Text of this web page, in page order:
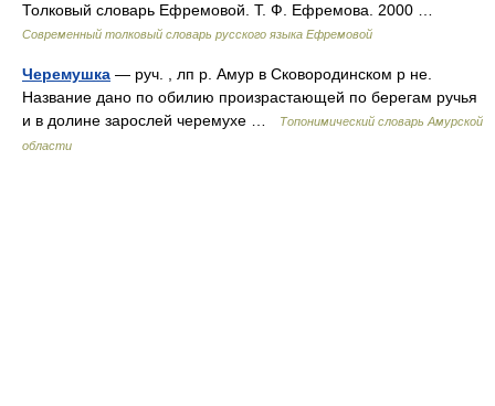
Толковый словарь Ефремовой. Т. Ф. Ефремова. 2000 …
Современный толковый словарь русского языка Ефремовой
Черемушка — руч. , лп р. Амур в Сковородинском р не.
Название дано по обилию произрастающей по берегам ручья
и в долине зарослей черемухе …
Топонимический словарь Амурской
области